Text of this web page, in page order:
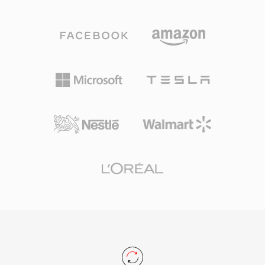
المعيشة.
التي تواجه امتداد .oga يمكنها تحسين التشغيل للصوت
أوقات تحميل أسرع واستخدام ذاكرة أقل. نظراً لأن
حاوية Ogg ومرمّزاتها المرتبطة مفتوحة المصدر
ترخيص براءات الاختراع التي تؤثر على التنسيقات
بطريقة موحدة. يُشغَّل OGA أصلياً في Firefox